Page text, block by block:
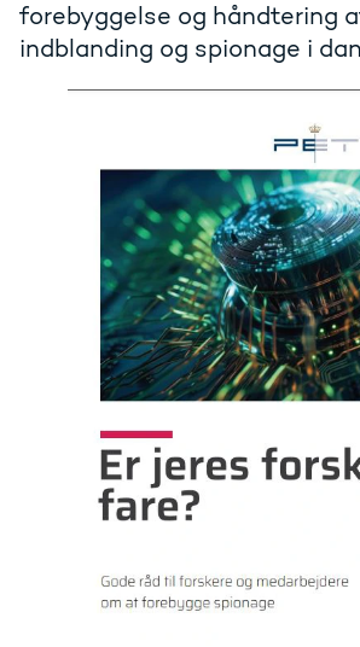
forebyggelse og håndtering
indblanding og spionage i